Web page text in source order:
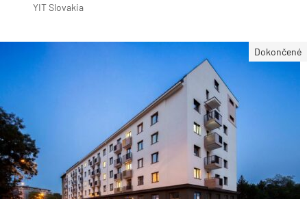
YIT Slovakia
Dokončené